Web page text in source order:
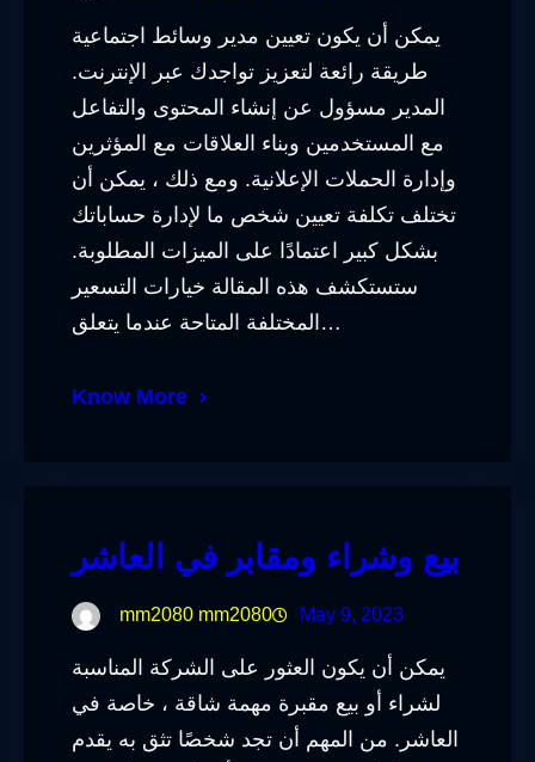
يمكن أن يكون تعيين مدير وسائط اجتماعية
طريقة رائعة لتعزيز تواجدك عبر الإنترنت.
المدير مسؤول عن إنشاء المحتوى والتفاعل
مع المستخدمين وبناء العلاقات مع المؤثرين
وإدارة الحملات الإعلانية. ومع ذلك ، يمكن أن
تختلف تكلفة تعيين شخص ما لإدارة حساباتك
بشكل كبير اعتمادًا على الميزات المطلوبة.
ستستكشف هذه المقالة خيارات التسعير
المختلفة المتاحة عندما يتعلق…
Know More
بيع وشراء ومقابر في العاشر
mm2080 mm2080 May 9, 2023
يمكن أن يكون العثور على الشركة المناسبة
لشراء أو بيع مقبرة مهمة شاقة ، خاصة في
العاشر. من المهم أن تجد شخصًا تثق به يقدم